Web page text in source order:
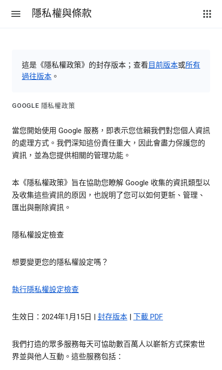
隱私權與條款
這是《隱私權政策》的封存版本；查看 目前版本或所有
過往版本 。
GOOGLE 隱私權政策
當您開始使用 Google 服務，即表示您信賴我們對您個人資訊
的處理方式。我們深知這份責任重大，因此會盡力保護您的
資訊，並為您提供相關的管理功能。
本《隱私權政策》旨在協助您瞭解 Google 收集的資訊類型以
及收集這些資訊的原因，也說明了您可以如何更新、管理、
匯出與刪除資訊。
隱私權設定檢查
想要變更您的隱私權設定嗎？
執行隱私權設定檢查
生效日：2024年1月15日 | 封存版本 | 下載 PDF
我們打造的眾多服務每天可協助數百萬人以嶄新方式探索世
界並與他人互動。這些服務包括：